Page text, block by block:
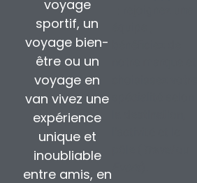
voyage
sportif, un
voyage bien-
être ou un
voyage en
van vivez une
expérience
unique et
inoubliable
entre amis, en